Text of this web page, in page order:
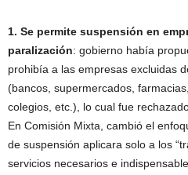
1. Se permite suspensión en
paralización: gobierno había
prohibía a las empresas excluidas
(bancos, supermercados,
colegios, etc.), lo cual fue
En Comisión Mixta, cambió el
de suspensión aplicara solo a los
servicios necesarios e